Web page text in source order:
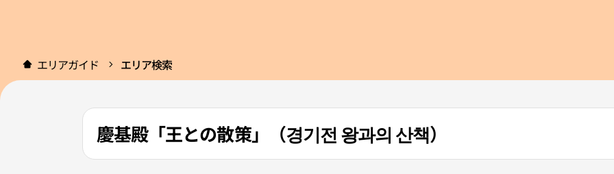
エリアガイド エリア検索
慶基殿「王との散策」（경기전 왕과의 산책）